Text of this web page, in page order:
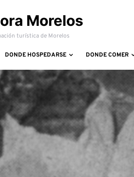
Morelos
turística de Morelos
DONDE HOSPEDARSE DONDE COMER